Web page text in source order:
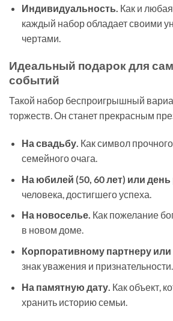
Индивидуальность. Как и
каждый набор обладает своими
чертами.
Идеальный подарок для
событий
Такой набор беспроигрышный
торжеств. Он станет прекрасным
На свадьбу. Как символ
семейного очага.
На юбилей (50, 60 лет) или день
человека, достигшего успеха.
На новоселье. Как пожелание
в новом доме.
Корпоративному партнеру
знак уважения и признательности.
На памятную дату. Как объект,
хранить историю семьи.